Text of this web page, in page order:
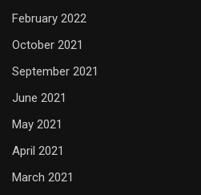
February 2022
October 2021
September 2021
June 2021
May 2021
April 2021
March 2021